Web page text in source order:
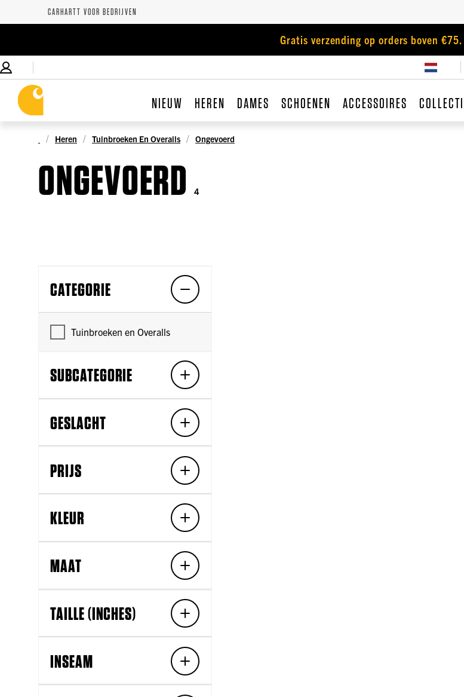
CARHARTT VOOR BEDRIJVEN
Gratis verzending op orders boven
NIEUW HEREN DAMES SCHOENEN ACCESSOIRES
Heren Tuinbroeken En Overalls Ongevoerd
ONGEVOERD 4
CATEGORIE
Tuinbroeken en Overalls
SUBCATEGORIE
GESLACHT
PRIJS
KLEUR
MAAT
TAILLE (INCHES)
INSEAM